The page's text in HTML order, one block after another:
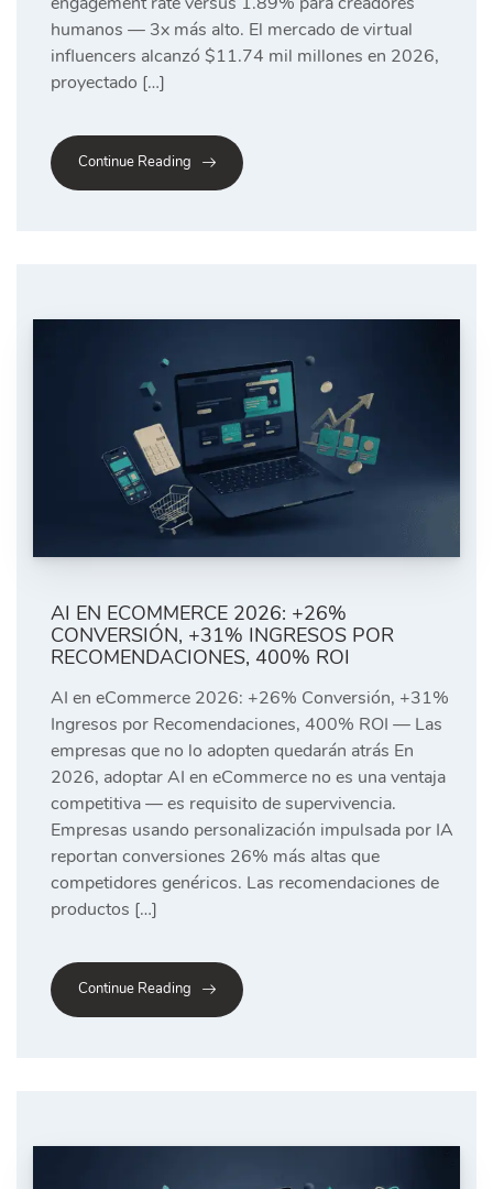
humanos — 3x más alto. El mercado de virtual
influencers alcanzó $11.74 mil millones en 2026,
proyectado […]
Continue Reading
AI EN ECOMMERCE 2026: +26%
CONVERSIÓN, +31% INGRESOS POR
RECOMENDACIONES, 400% ROI
AI en eCommerce 2026: +26% Conversión, +31%
Ingresos por Recomendaciones, 400% ROI — Las
empresas que no lo adopten quedarán atrás En
2026, adoptar AI en eCommerce no es una ventaja
competitiva — es requisito de supervivencia.
Empresas usando personalización impulsada por IA
reportan conversiones 26% más altas que
competidores genéricos. Las recomendaciones de
productos […]
Continue Reading